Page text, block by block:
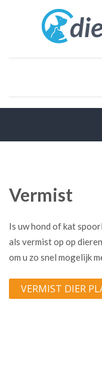
Vermist
Is uw hond of kat
als vermist op op
om u zo snel mogelijk
VERMIST DIER